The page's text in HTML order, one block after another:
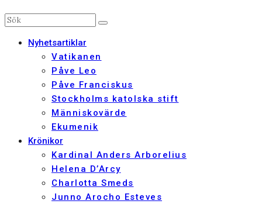
Nyhetsartiklar
Vatikanen
Påve Leo
Påve Franciskus
Stockholms katolska stift
Människovärde
Ekumenik
Krönikor
Kardinal Anders Arborelius
Helena D’Arcy
Charlotta Smeds
Junno Arocho Esteves